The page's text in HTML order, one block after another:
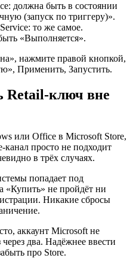
должна быть в состоянии
(запуск по триггеру)».
то же самое.
«Выполняется».
нажмите правой кнопкой,
Применить, Запустить.
Retail-ключ вне
или Office в Microsoft Store,
канал просто не подходит
в трёх случаях.
попадает под
«Купить» не пройдёт ни
Никакие сбросы
аккаунт Microsoft не
два. Надёжнее ввести
про Store.